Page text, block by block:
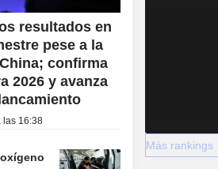
resultados en
pese a la
confirma
2026 y avanza
las 16:38
Más rankings